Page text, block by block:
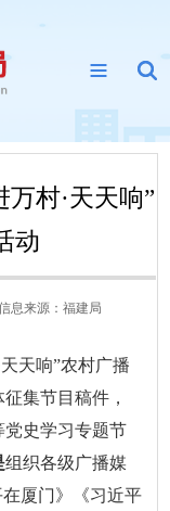
村·天天响”
动
息来源： 福建局
天响”农村广播
集节目稿件，
史学习专题节
组织各级广播媒
厦门》《习近平